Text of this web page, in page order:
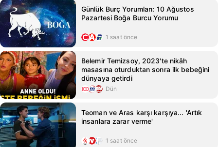
Günlük Burç Yorumları: 10 Ağustos
Pazartesi Boğa Burcu Yorumu
1 saat önce
Belemir Temizsoy, 2023'te nikâh
masasına oturduktan sonra ilk bebeğini
dünyaya getirdi
Dün
Teoman ve Aras karşı karşıya... 'Artık
insanlara zarar verme'
1 saat önce